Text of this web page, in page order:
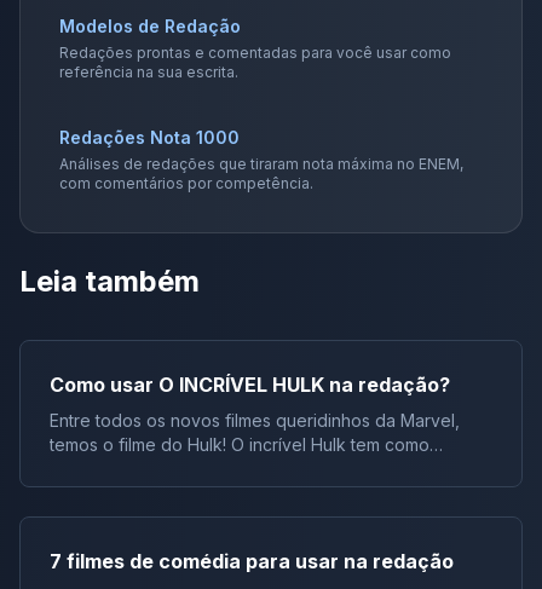
Modelos de Redação
Redações prontas e comentadas para você usar como
referência na sua escrita.
Redações Nota 1000
Análises de redações que tiraram nota máxima no ENEM,
com comentários por competência.
Leia também
Como usar O INCRÍVEL HULK na redação?
Entre todos os novos filmes queridinhos da Marvel,
temos o filme do Hulk! O incrível Hulk tem como
no Brasil enquanto busca desesperadamente a cura
da mutação que o transforma em um monstro
vida normal e ficar ao lado da mulher que ama. Você
7 filmes de comédia para usar na redação